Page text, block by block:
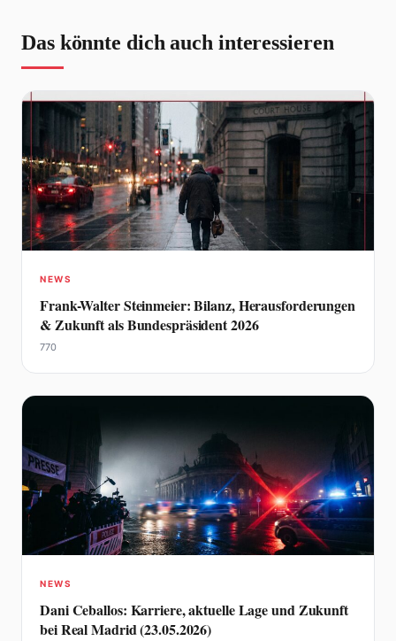
Das könnte dich auch interessieren
NEWS
Frank-Walter Steinmeier: Bilanz, Herausforderungen
& Zukunft als Bundespräsident 2026
770
NEWS
Dani Ceballos: Karriere, aktuelle Lage und Zukunft
bei Real Madrid (23.05.2026)